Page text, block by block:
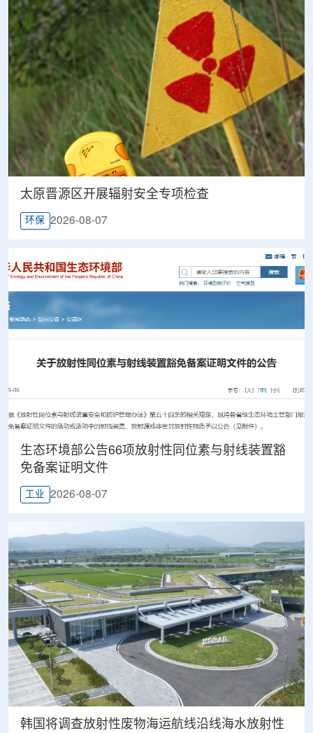
太原晋源区开展辐射安全专项检查
环保 2026-08-07
生态环境部公告66项放射性同位素与射线装置豁
免备案证明文件
工业 2026-08-07
韩国将调查放射性废物海运航线沿线海水放射性